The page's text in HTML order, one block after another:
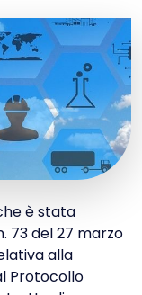
è stata
73 del 27 marzo
alla
Protocollo